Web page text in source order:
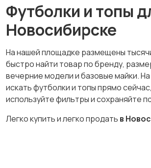
Футболки и топы
Новосибирске
На нашей площадке размещены
быстро найти товар по бренду,
вечерние модели и базовые майки.
искать футболки и топы прямо
используйте фильтры и сохраняйте
Легко купить и легко продать в